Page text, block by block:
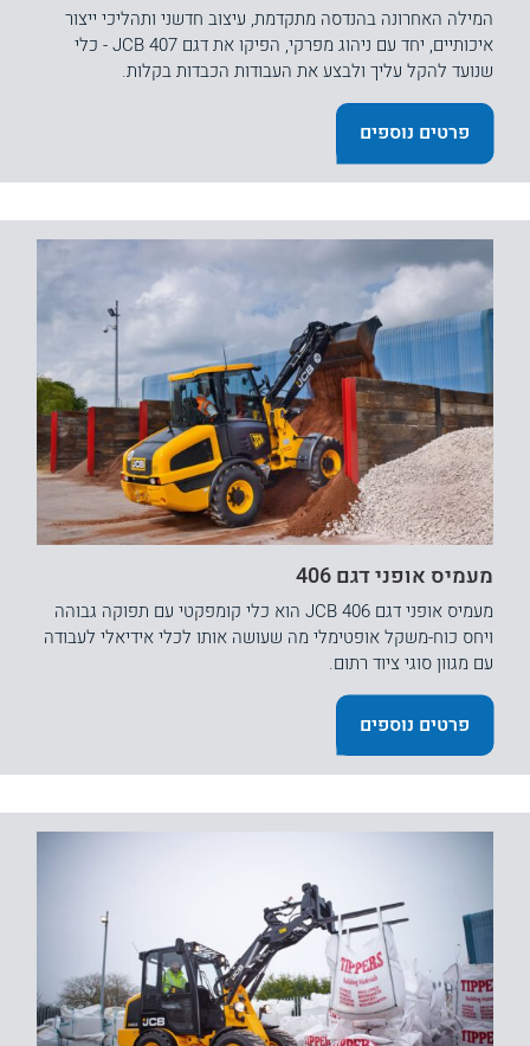
המילה האחרונה בהנדסה מתקדמת, עיצוב חדשני ותהליכי ייצור
איכותיים, יחד עם ניהוג מפרקי, הפיקו את דגם JCB 407 - כלי
שנועד להקל עליך ולבצע את העבודות הכבדות בקלות.
פרטים נוספים
מעמיס אופני דגם 406
מעמיס אופני דגם JCB 406 הוא כלי קומפקטי עם תפוקה גבוהה
ויחס כוח-משקל אופטימלי מה שעושה אותו לכלי אידיאלי לעבודה
עם מגוון סוגי ציוד רתום.
פרטים נוספים